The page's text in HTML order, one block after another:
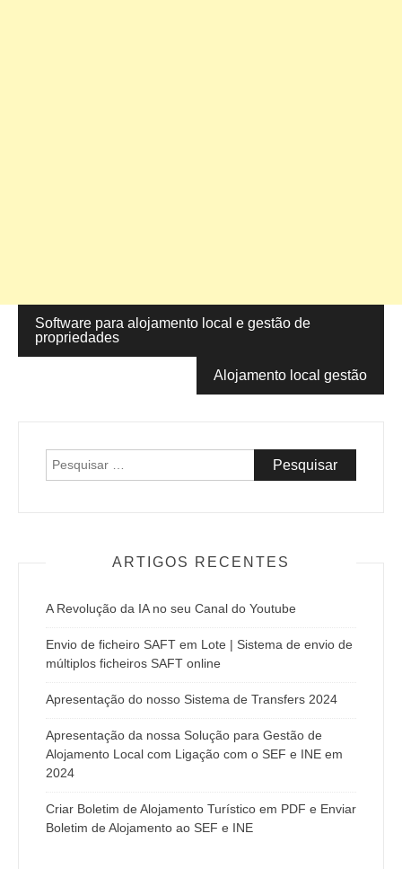
Navegação
Software para alojamento local e gestão de
propriedades
Alojamento local gestão
Pesquisar
por:
ARTIGOS RECENTES
A Revolução da IA no seu Canal do Youtube
Envio de ficheiro SAFT em Lote | Sistema de envio de
múltiplos ficheiros SAFT online
Apresentação do nosso Sistema de Transfers 2024
Apresentação da nossa Solução para Gestão de
Alojamento Local com Ligação com o SEF e INE em
2024
Criar Boletim de Alojamento Turístico em PDF e Enviar
Boletim de Alojamento ao SEF e INE